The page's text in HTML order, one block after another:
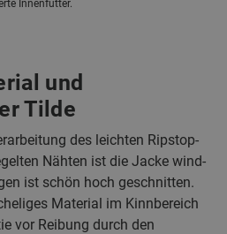
Innenfutter.
und
Tilde
des leichten Ripstop-
Nähten ist die Jacke wind-
ist schön hoch geschnitten.
Material im Kinnbereich
vor Reibung durch den